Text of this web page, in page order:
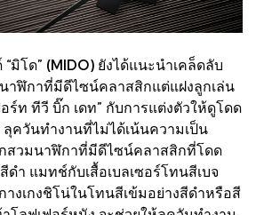
มิโด” (MIDO) ยังได้แนะนำเคล็ดลับ
ฬิกาที่มีดีไซน์คลาสสิกแต่แฝงลูกเล่น
ร์ท ทีวี บิ๊ก เดท” กับการแต่งตัวให้ดูโดด
ลุควันทำงานที่ไม่ได้เน้นความเป็น
สวมนาฬิกาที่มีดีไซน์คลาสสิกที่โดด
ำ แมทช์กับเสื้อเบลเซอร์โทนสีเบจ
งเกงชิโน่ในโทนสีเข้มอย่างสีดำหรือสี